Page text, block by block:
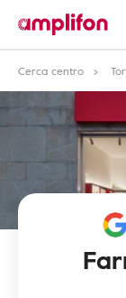
Cerca centro